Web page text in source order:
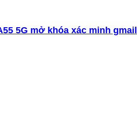
5G mở khóa xác minh gmail